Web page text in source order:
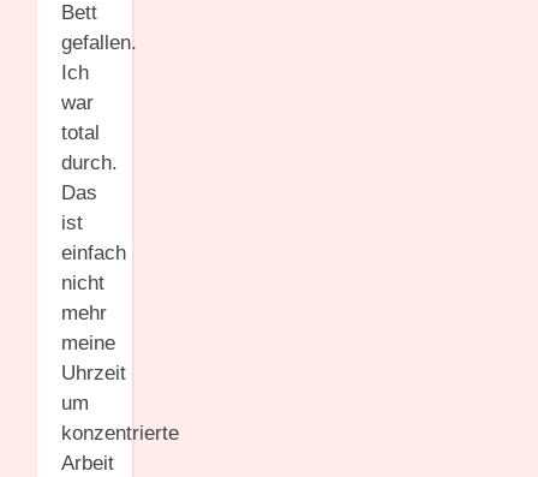
Bett
gefallen.
Ich
war
total
durch.
Das
ist
einfach
nicht
mehr
meine
Uhrzeit
um
konzentrierte
Arbeit